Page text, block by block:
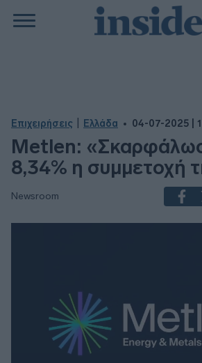
Επιχειρήσεις Ελλάδα 04-07-2025 |
Metlen:
8,34% η συμμετοχή
Newsroom